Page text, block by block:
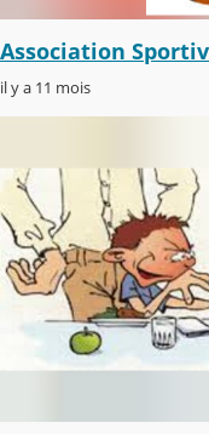
Association
il y a 11 mois